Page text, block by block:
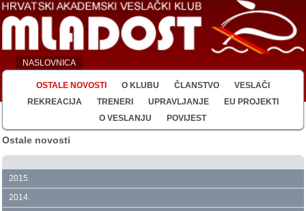
NASLOVNICA
OSTALE NOVOSTI O KLUBU ČLANSTVO
VESLAČI
REKREACIJA
TRENERI UPRAVLJANJE
EU PROJEKTI
O VESLANJU
POVIJEST
Ostale novosti
2015.
2014.